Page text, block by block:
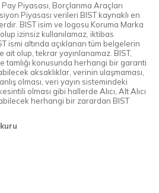
Piyasası, Borçlanma Araçları
Piyasası verileri BIST kaynaklı en
BIST isim ve logosu Koruma Marka
izinsiz kullanılamaz, iktibas
ismi altında açıklanan tüm belgelerin
ait olup, tekrar yayınlanamaz. BIST,
tamlığı konusunda herhangi bir garanti
aksaklıklar, verinin ulaşmaması,
olması, veri yayın sistemindeki
olması gibi hallerde Alıcı, Alt Alıcı
herhangi bir zarardan BIST